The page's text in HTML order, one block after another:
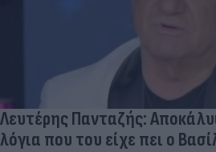
Λευτέρης Πανταζής:
λόγια που του είχε πει ο